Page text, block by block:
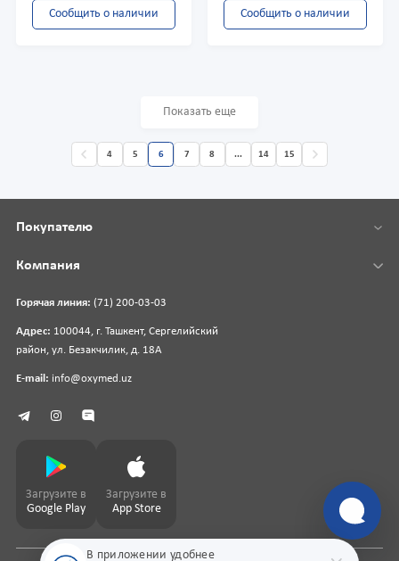
Сообщить о наличии Сообщить о наличии
Показать еще
4 5 6 7 8 ... 14 15
В приложении удобнее
Горячая линия: (71) 200-03-03
Адрес: 100044, г. Ташкент, Сергелийский
район, ул. Безакчилик, д. 18А
E-mail: info@oxymed.uz
Покупателю
Компания
Загрузите в
Google Play
Загрузите в
App Store